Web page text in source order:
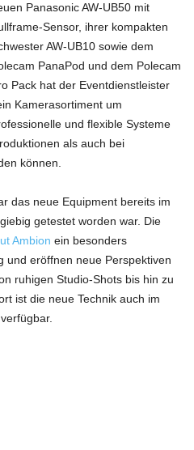
Panasonic AW-UB50 mit
Sensor, ihrer kompakten
AW-UB10 sowie dem
PanaPod und dem Polecam
Pack hat der Eventdienstleister
Kamerasortiment um
und flexible Systeme
als auch bei
können.
das neue Equipment bereits im
getestet worden war. Die
Ambion ein besonders
und eröffnen neue Perspektiven
ruhigen Studio-Shots bis hin zu
ist die neue Technik auch im